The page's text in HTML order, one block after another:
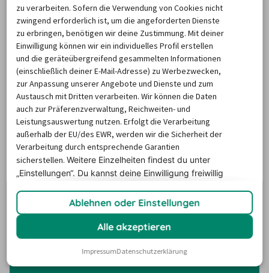
Unterkunft: Der billiger-mietwagen.de Abhol-Atlas zeigt
alle nahegelegenen Autovermietungen und
Rückgabestationen in Morlaix. Für Städtetrips,
Landpartien…und mehr Flexibilität im Urlaub! Na, wo
soll der Roadtrip starten?
Um die Karte und die Stationsinformationen
anzuzeigen, aktiviere bitte Cookies.
Klicke hier, um deine Cookie-Einstellungen zu
verwalten.
Die beliebtesten Reiseziele
zu verarbeiten. Sofern die Verwendung von Cookies nicht
zwingend erforderlich ist, um die angeforderten Dienste
zu erbringen, benötigen wir deine Zustimmung. Mit deiner
Einwilligung können wir ein individuelles Profil erstellen
und die geräteübergreifend gesammelten Informationen
(einschließlich deiner E-Mail-Adresse) zu Werbezwecken,
zur Anpassung unserer Angebote und Dienste und zum
Austausch mit Dritten verarbeiten. Wir können die Daten
auch zur Präferenzverwaltung, Reichweiten- und
Leistungsauswertung nutzen. Erfolgt die Verarbeitung
außerhalb der EU/des EWR, werden wir die Sicherheit der
Verarbeitung durch entsprechende Garantien
sicherstellen.Weitere Einzelheiten findest du unter
„Einstellungen“. Du kannst deine Einwilligung freiwillig
Ablehnen oder Einstellungen
Alle akzeptieren
ImpressumDatenschutzerklärung